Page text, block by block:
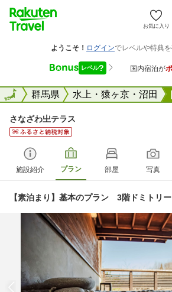
お気に入り
全国群馬県 水上・猿ヶ京・沼田
全国
さなざわ㞢テラス
施設紹介 プラン 部屋 写真
【素泊まり】基本のプラン 3階ドミトリー